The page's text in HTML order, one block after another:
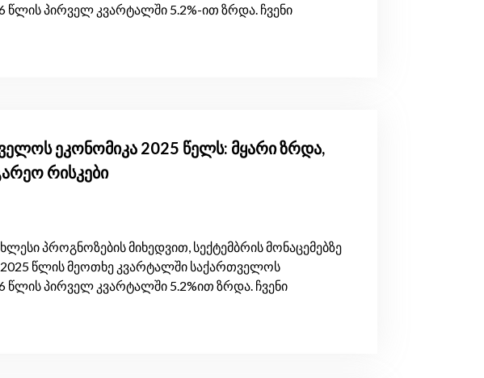
წლის პირველ კვარტალში 5.2%-ით ზრდა. ჩვენი
ეკონომიკა 2025 წელს: მყარი ზრდა,
რისკები
პროგნოზების მიხედვით, სექტემბრის მონაცემებზე
წლის მეოთხე კვარტალში საქართველოს
წლის პირველ კვარტალში 5.2%ით ზრდა. ჩვენი